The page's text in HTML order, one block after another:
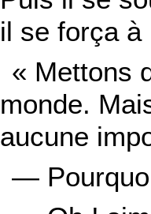
il se força à
« Mettons
monde.
aucune
—